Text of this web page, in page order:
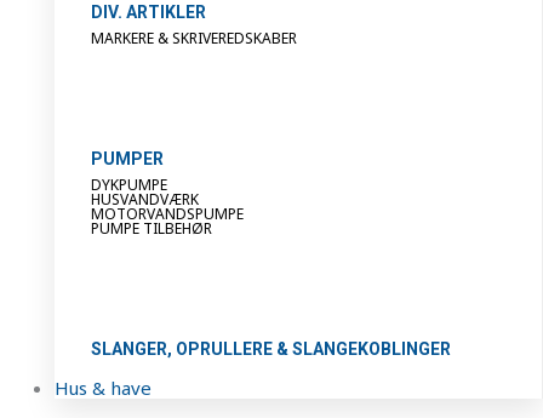
DIV. ARTIKLER
MARKERE & SKRIVEREDSKABER
PUMPER
DYKPUMPE
HUSVANDVÆRK
MOTORVANDSPUMPE
PUMPE TILBEHØR
SLANGER, OPRULLERE & SLANGEKOBLINGER
Hus & have